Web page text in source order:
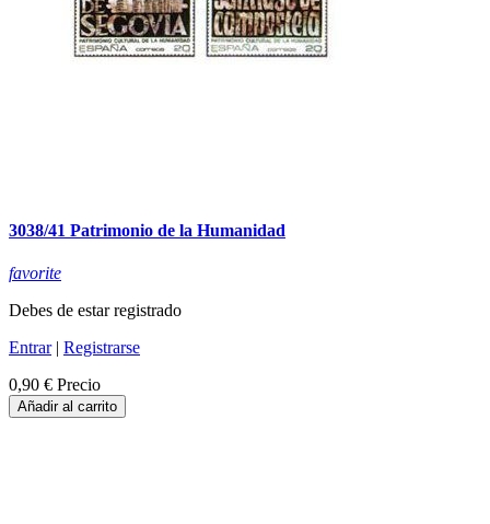
3038/41 Patrimonio de la Humanidad
favorite
Debes de estar registrado
Entrar| Registrarse
0,90 € Precio
Añadir al carrito